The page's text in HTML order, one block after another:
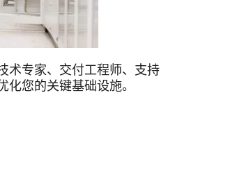
术专家、交付工程师、支持
您的关键基础设施。